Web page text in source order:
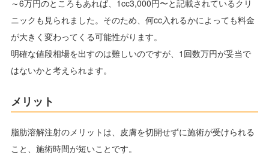
～6万円のところもあれば、1cc3,000円〜と記載されているクリ
ニックも見られました。そのため、何cc入れるかによっても料金
が大きく変わってくる可能性がります。
明確な値段相場を出すのは難しいのですが、1回数万円が妥当で
はないかと考えられます。
メリット
脂肪溶解注射のメリットは、皮膚を切開せずに施術が受けられる
こと、施術時間が短いことです。